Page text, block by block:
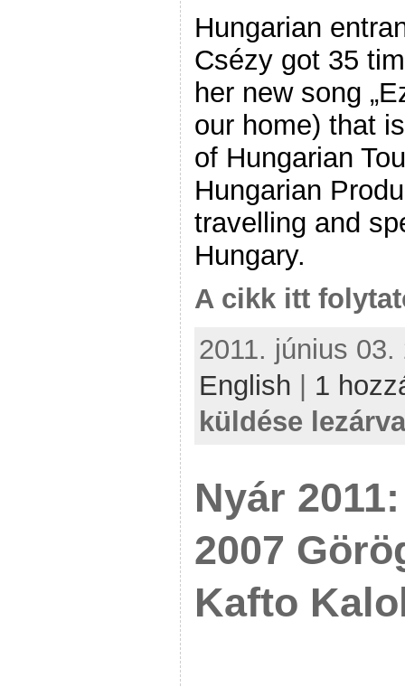
Hungarian
Csézy got 35
her new song
our home) that
of Hungarian
Hungarian
travelling and
Hungary.
A cikk itt
2011. június
English
1
küldése
Nyár
2007
Kafto